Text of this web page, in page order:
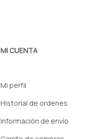
MI CUENTA
Mi perfil
Historial de ordenes
Información de envío